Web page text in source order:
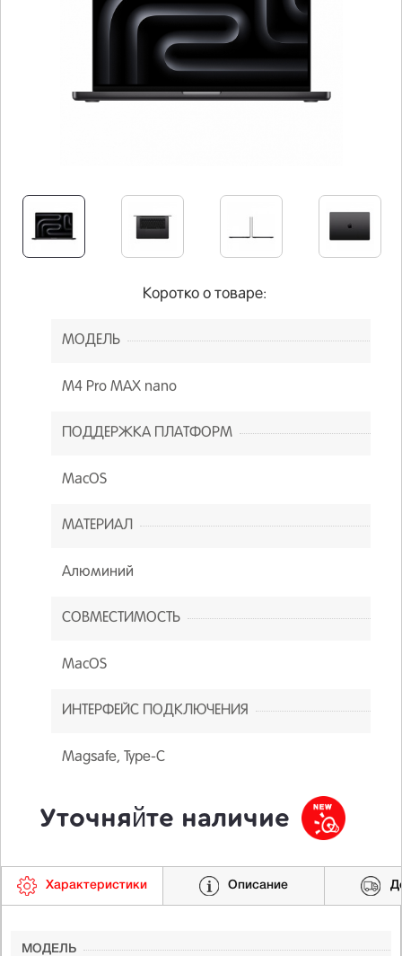
Уточняйте наличие
Коротко о товаре:
МОДЕЛЬ
M4 Pro MAX nano
ПОДДЕРЖКА ПЛАТФОРМ
MacOS
МАТЕРИАЛ
Алюминий
СОВМЕСТИМОСТЬ
MacOS
ИНТЕРФЕЙС ПОДКЛЮЧЕНИЯ
Magsafe, Type-C
Характеристики Описание
МОДЕЛЬ